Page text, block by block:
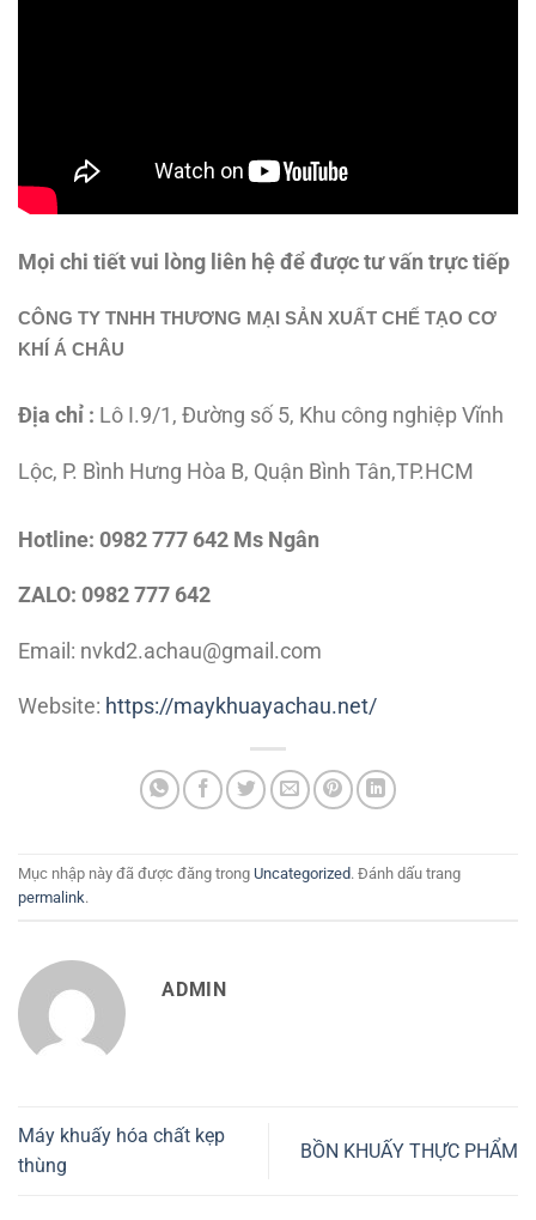
Mọi chi tiết vui lòng liên hệ để được tư vấn trực tiếp
CÔNG TY TNHH THƯƠNG MẠI SẢN XUẤT CHẾ TẠO CƠ
KHÍ Á CHÂU
Địa chỉ : Lô I.9/1, Đường số 5, Khu công nghiệp Vĩnh
Lộc, P. Bình Hưng Hòa B, Quận Bình Tân,TP.HCM
Hotline: 0982 777 642 Ms Ngân
ZALO: 0982 777 642
Email: nvkd2.achau@gmail.com
Website: https://maykhuayachau.net/
Mục nhập này đã được đăng trong Uncategorized. Đánh dấu trang
permalink.
ADMIN
Máy khuấy hóa chất kẹp
thùng
BỒN KHUẤY THỰC PHẨM